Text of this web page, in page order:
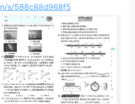
s/588c88d968f5